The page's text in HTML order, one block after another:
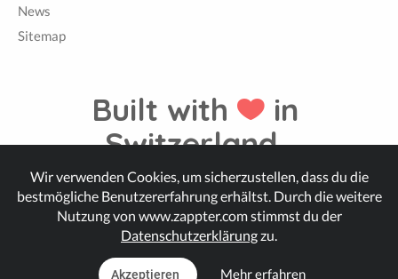
News
Sitemap
Built with
in
Switzerland.
© Zappter
Wir verwenden Cookies, um sicherzustellen, dass du die
bestmögliche Benutzererfahrung erhältst. Durch die weitere
Nutzung von www.zappter.com stimmst du der
Datenschutzerklärungzu.
Akzeptieren Mehr erfahren